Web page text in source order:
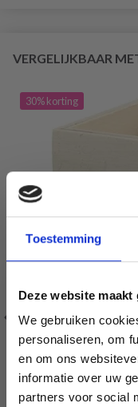
Toestemming
Deze website
We gebruiken
personaliseren, om
en om ons
informatie over uw
partners voor social
VERGELIJKBAAR
30% korting